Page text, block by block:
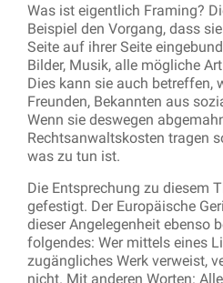
Was ist eigentlich Framing?
Beispiel den Vorgang, dass
Seite auf ihrer Seite
Bilder, Musik, alle mögliche
Dies kann sie auch betreffen,
Freunden, Bekannten aus
Wenn sie deswegen
Rechtsanwaltskosten tragen
was zu tun ist.
Die Entsprechung zu diesem
gefestigt. Der Europäische
dieser Angelegenheit ebenso
folgendes: Wer mittels eines
zugängliches Werk verweist,
nicht. Mit anderen Worten: